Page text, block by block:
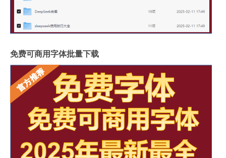
免费可商用字体批量下载